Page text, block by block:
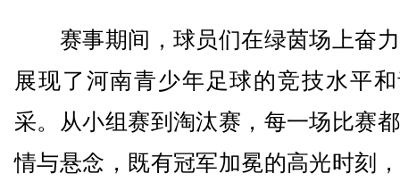
赛事期间，球员们在绿茵场上奋
展现了河南青少年足球的竞技水平
采。从小组赛到淘汰赛，每一场比赛
情与悬念，既有冠军加冕的高光时刻